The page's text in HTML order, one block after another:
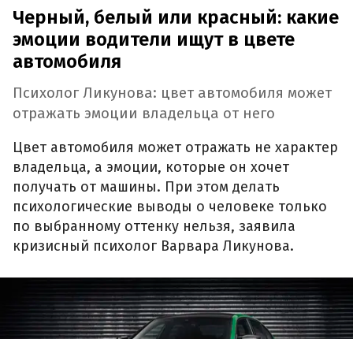
Черный, белый или красный: какие
эмоции водители ищут в цвете
автомобиля
Психолог Ликунова: цвет автомобиля может
отражать эмоции владельца от него
Цвет автомобиля может отражать не характер
владельца, а эмоции, которые он хочет
получать от машины. При этом делать
психологические выводы о человеке только
по выбранному оттенку нельзя, заявила
кризисный психолог Варвара Ликунова.